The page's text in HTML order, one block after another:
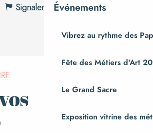
Événements
Vibrez au rythme des
Fête des Métiers d'Art
Le Grand Sacre
Exposition vitrine des
Signaler une erreur